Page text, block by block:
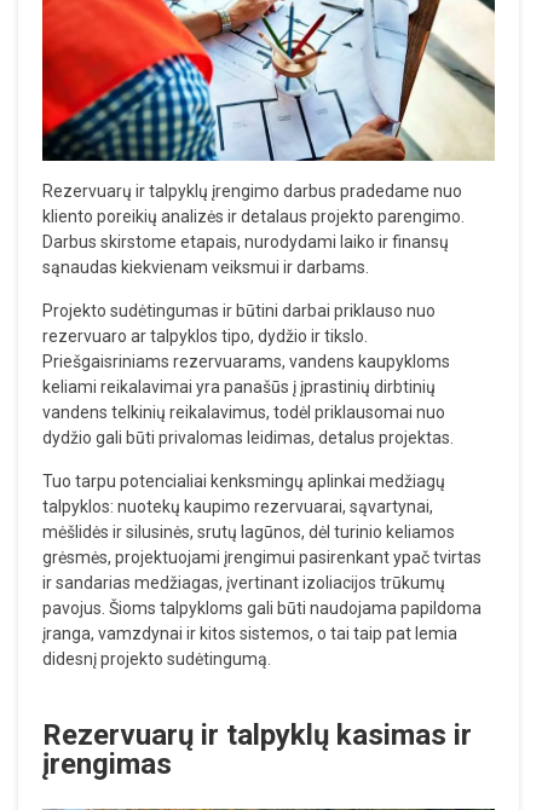
Rezervuarų ir talpyklų įrengimo darbus pradedame nuo
kliento poreikių analizės ir detalaus projekto parengimo.
Darbus skirstome etapais, nurodydami laiko ir finansų
sąnaudas kiekvienam veiksmui ir darbams.
Projekto sudėtingumas ir būtini darbai priklauso nuo
rezervuaro ar talpyklos tipo, dydžio ir tikslo.
Priešgaisriniams rezervuarams, vandens kaupykloms
keliami reikalavimai yra panašūs į įprastinių dirbtinių
vandens telkinių reikalavimus, todėl priklausomai nuo
dydžio gali būti privalomas leidimas, detalus projektas.
Tuo tarpu potencialiai kenksmingų aplinkai medžiagų
talpyklos: nuotekų kaupimo rezervuarai, sąvartynai,
mėšlidės ir silusinės, srutų lagūnos, dėl turinio keliamos
grėsmės, projektuojami įrengimui pasirenkant ypač tvirtas
ir sandarias medžiagas, įvertinant izoliacijos trūkumų
pavojus. Šioms talpykloms gali būti naudojama papildoma
įranga, vamzdynai ir kitos sistemos, o tai taip pat lemia
didesnį projekto sudėtingumą.
Rezervuarų ir talpyklų kasimas ir
įrengimas